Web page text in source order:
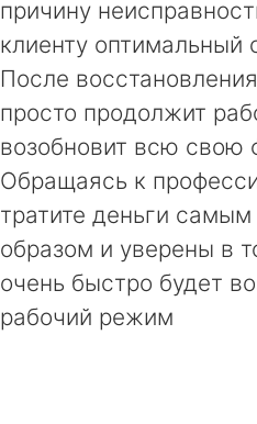
причину
клиенту оптимальный
После
просто продолжит
возобновит всю свою
Обращаясь к
тратите деньги
образом и уверены в
очень быстро будет
рабочий режим